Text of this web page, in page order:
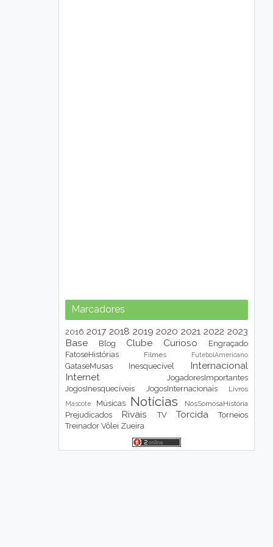
Marcadores
2016 2017 2018 2019 2020 2021 2022 2023
Base
Blog Clube Curioso
Engraçado
FatoseHistórias
Filmes FutebolAmericano
GataseMusas Inesquecível
Internacional
Internet
JogadoresImportantes
JogosInesquecíveis
JogosInternacionais Livros
Mascote Músicas Notícias NósSomosaHistória
Prejudicados Rivais TV Torcida
Torneios
Treinador Vôlei Zueira